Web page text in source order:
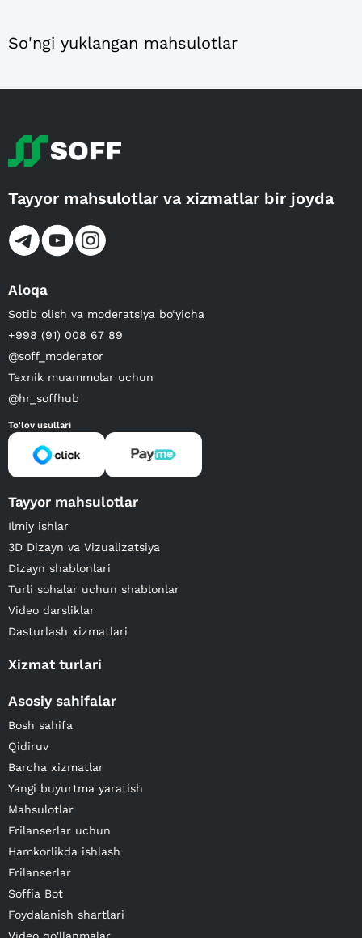
So'ngi yuklangan mahsulotlar
Tayyor mahsulotlar va xizmatlar bir joyda
Aloqa
Sotib olish va moderatsiya bo‘yicha
+998 (91) 008 67 89
@soff_moderator
Texnik muammolar uchun
@hr_soffhub
To'lov usullari
Tayyor mahsulotlar
Ilmiy ishlar
3D Dizayn va Vizualizatsiya
Dizayn shablonlari
Turli sohalar uchun shablonlar
Video darsliklar
Dasturlash xizmatlari
Xizmat turlari
Asosiy sahifalar
Bosh sahifa
Qidiruv
Barcha xizmatlar
Yangi buyurtma yaratish
Mahsulotlar
Frilanserlar uchun
Hamkorlikda ishlash
Frilanserlar
Soffia Bot
Foydalanish shartlari